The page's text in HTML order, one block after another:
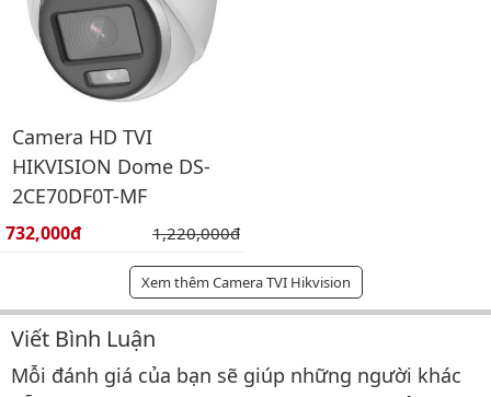
Camera HD TVI
HIKVISION Dome DS-
2CE70DF0T-MF
Giá bán:
732,000đ Giá gốc:
1,220,000đ
Xem thêm Camera TVI Hikvision
Bình luận & Đánh giá
Viết Bình Luận
Mỗi đánh giá của bạn sẽ giúp những người khác